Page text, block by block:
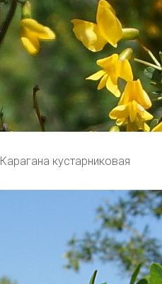
Карагана кустарниковая